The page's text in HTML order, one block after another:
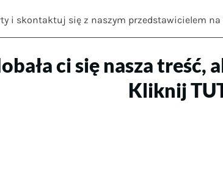
i skontaktuj się z naszym przedstawicielem na
ci się nasza treść,
Kliknij